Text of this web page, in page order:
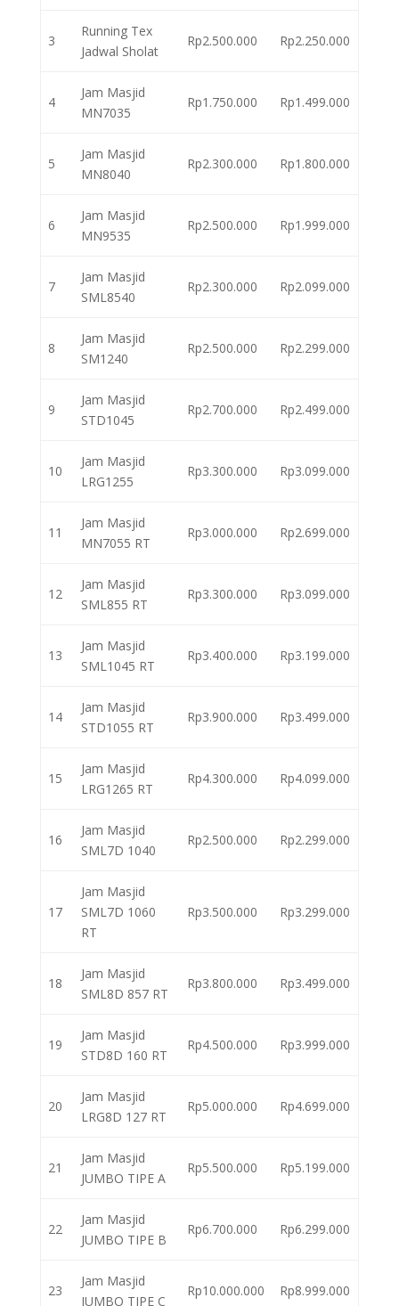
3
Running Tex
Jadwal Sholat
Rp2.500.000 Rp2.250.000
4
Jam Masjid
MN7035
Rp1.750.000 Rp1.499.000
5
Jam Masjid
MN8040
Rp2.300.000 Rp1.800.000
6
Jam Masjid
MN9535
Rp2.500.000 Rp1.999.000
7
Jam Masjid
SML8540
Rp2.300.000 Rp2.099.000
8
Jam Masjid
SM1240
Rp2.500.000 Rp2.299.000
9
Jam Masjid
STD1045
Rp2.700.000 Rp2.499.000
10
Jam Masjid
LRG1255
Rp3.300.000 Rp3.099.000
11
Jam Masjid
MN7055 RT
Rp3.000.000 Rp2.699.000
12
Jam Masjid
SML855 RT
Rp3.300.000 Rp3.099.000
13
Jam Masjid
SML1045 RT
Rp3.400.000 Rp3.199.000
14
Jam Masjid
STD1055 RT
Rp3.900.000 Rp3.499.000
15
Jam Masjid
LRG1265 RT
Rp4.300.000 Rp4.099.000
16
Jam Masjid
SML7D 1040
Rp2.500.000 Rp2.299.000
17
Jam Masjid
SML7D 1060
RT
Rp3.500.000 Rp3.299.000
18
Jam Masjid
SML8D 857 RT
Rp3.800.000 Rp3.499.000
19
Jam Masjid
STD8D 160 RT
Rp4.500.000 Rp3.999.000
20
Jam Masjid
LRG8D 127 RT
Rp5.000.000 Rp4.699.000
21
Jam Masjid
JUMBO TIPE A
Rp5.500.000 Rp5.199.000
22
Jam Masjid
JUMBO TIPE B
Rp6.700.000 Rp6.299.000
23
Jam Masjid
JUMBO TIPE C
Rp10.000.000 Rp8.999.000